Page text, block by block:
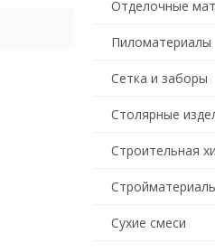
Отделочные
Пиломатериалы
Сетка и заборы
Столярные
Строительная
Сухие смеси